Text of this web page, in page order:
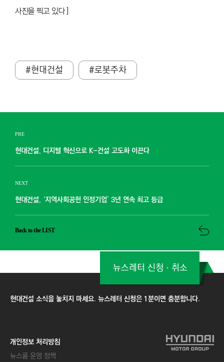
사진을 찍고 있다 ]
#현대건설 #로봇주차
PRE
현대건설, 디지털 혁신으로 K-건설 고도화 이끈다
NEXT
현대건설, ‘지역사회공헌 인정기업’ 3년 연속 최고 등급
Back to the LIST
현대건설 소식을 놓치지 마세요. 뉴스레터 신청은 1분이면 충분합니다.
뉴스레터 신청ㆍ취소
개인정보 처리방침
뉴스룸 운영 정책